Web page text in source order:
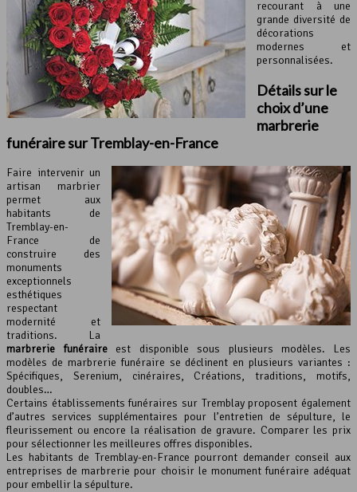
recourant à une
grande diversité de
décorations
modernes et
personnalisées.
Détails sur le
choix d’une
marbrerie
funéraire sur Tremblay-en-France
Faire intervenir un
artisan marbrier
permet aux
habitants de
Tremblay-en-
France de
construire des
monuments
exceptionnels
esthétiques
respectant
modernité et
traditions. La
marbrerie funéraireest disponible sous plusieurs modèles. Les
modèles de marbrerie funéraire se déclinent en plusieurs variantes :
Spécifiques, Serenium, cinéraires, Créations, traditions, motifs,
doubles…
Certains établissements funéraires sur Tremblay proposent également
d’autres services supplémentaires pour l’entretien de sépulture, le
fleurissement ou encore la réalisation de gravure. Comparer les prix
pour sélectionner les meilleures offres disponibles.
Les habitants de Tremblay-en-France pourront demander conseil aux
entreprises de marbrerie pour choisir le monument funéraire adéquat
pour embellir la sépulture.